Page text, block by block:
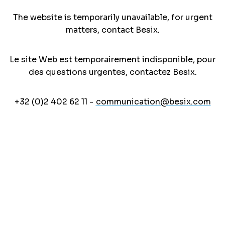
The website is temporarily unavailable, for urgent
matters, contact Besix.
Le site Web est temporairement indisponible, pour
des questions urgentes, contactez Besix.
+32 (0)2 402 62 11 - communication@besix.com